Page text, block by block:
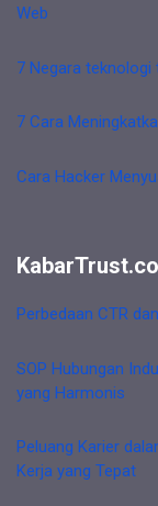
Web
7 Negara teknologi
7 Cara
Cara Hacker
Perbedaan CTR
SOP Hubungan
yang Harmonis
Peluang Karier
Kerja yang Tepat